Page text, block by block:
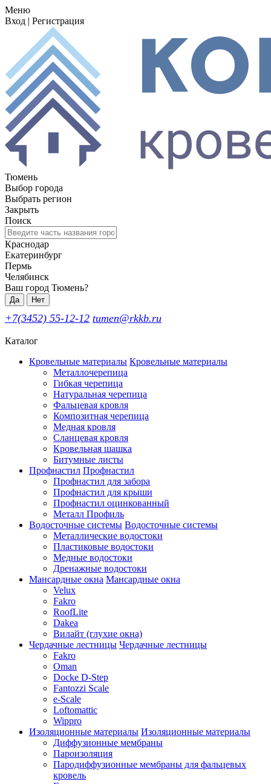
Меню
Вход | Регистрация
Тюмень
Выбор города
Выбрать регион
Закрыть
Поиск
Краснодар
Екатеринбург
Пермь
Челябинск
Ваш город Тюмень?
Да Нет
+7(3452) 55-12-12 tumen@rkkb.ru
Каталог
Кровельные материалы Кровельные материалы
Металлочерепица
Гибкая черепица
Натуральная черепица
Фальцевая кровля
Композитная черепица
Медная кровля
Сланцевая кровля
Кровельная шашка
Битумные листы
Профнастил Профнастил
Профнастил для забора
Профнастил для крыши
Профнастил оцинкованный
Металл Профиль
Водосточные системы Водосточные системы
Металлические водостоки
Пластиковые водостоки
Медные водостоки
Дренажные водостоки
Мансардные окна Мансардные окна
Velux
Fakro
RoofLite
Dakea
Вилайт (глухие окна)
Чердачные лестницы Чердачные лестницы
Fakro
Oman
Docke D-Step
Fantozzi Scale
e-Scale
Loftomattic
Wippro
Изоляционные материалы Изоляционные материалы
Диффузионные мембраны
Пароизоляция
Пародиффузионные мембраны для фальцевых
кровель